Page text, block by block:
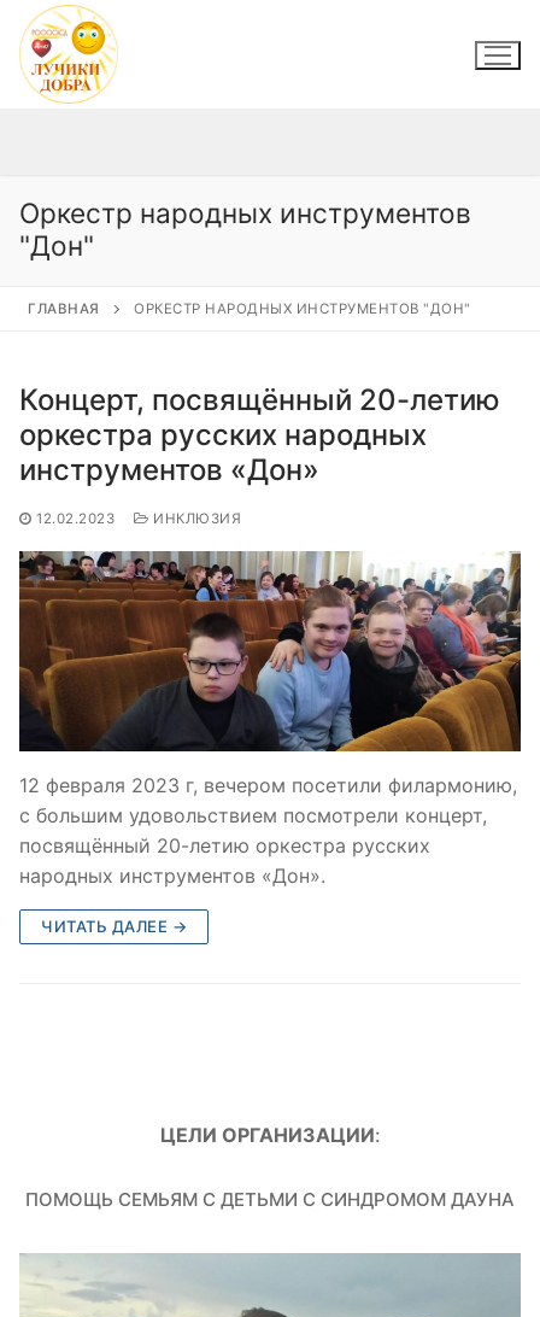
Перейти
содержимому
Оркестр народных инструментов
"Дон"
ГЛАВНАЯ ОРКЕСТР НАРОДНЫХ ИНСТРУМЕНТОВ "ДОН"
Концерт, посвящённый 20-летию
оркестра русских народных
инструментов «Дон»
12.02.2023 ИНКЛЮЗИЯ
12 февраля 2023 г, вечером посетили филармонию,
с большим удовольствием посмотрели концерт,
посвящённый 20-летию оркестра русских
народных инструментов «Дон».
ЧИТАТЬ ДАЛЕЕ →
ЦЕЛИ ОРГАНИЗАЦИИ:
ПОМОЩЬ СЕМЬЯМ С ДЕТЬМИ С СИНДРОМОМ ДАУНА